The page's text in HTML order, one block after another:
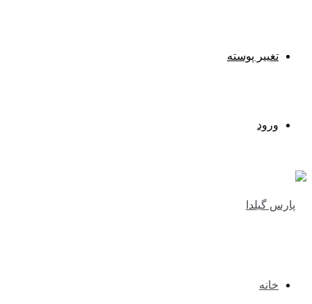
تغییر پوسته
ورود
خانه